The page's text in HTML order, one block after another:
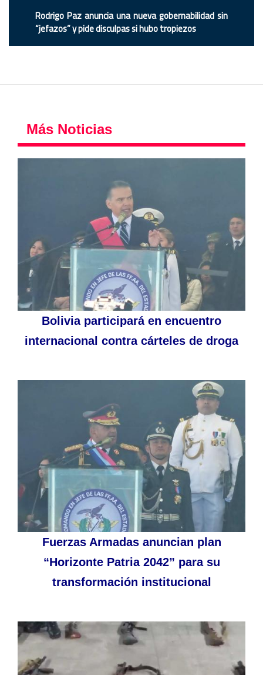
Rodrigo Paz anuncia una nueva gobernabilidad sin
“jefazos” y pide disculpas si hubo tropiezos
Más Noticias
Bolivia participará en encuentro
internacional contra cárteles de droga
Fuerzas Armadas anuncian plan
“Horizonte Patria 2042” para su
transformación institucional